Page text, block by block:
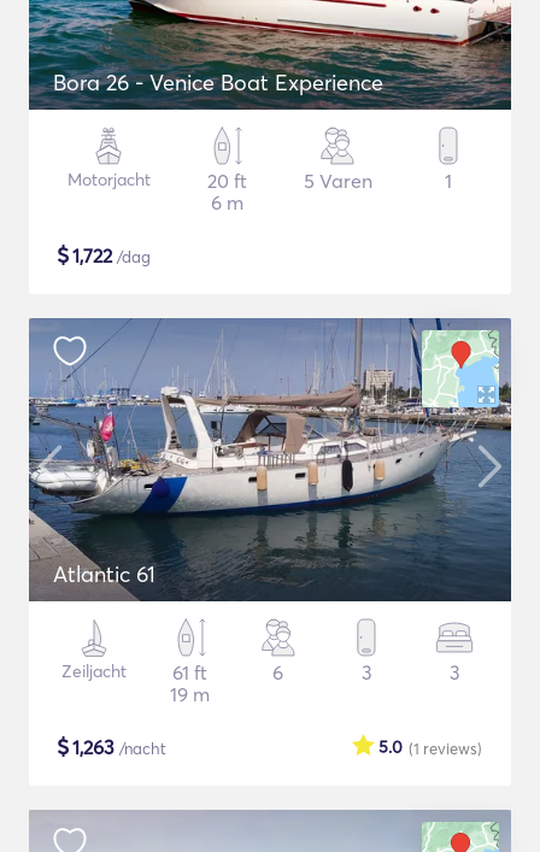
Bora 26 - Venice Boat Experience
Motorjacht
20 ft
6 m
5 Varen 1
$1,722/dag
Atlantic 61
Zeiljacht
61 ft
19 m
6 3 3
$1,263 /nacht (1 reviews)
5.0